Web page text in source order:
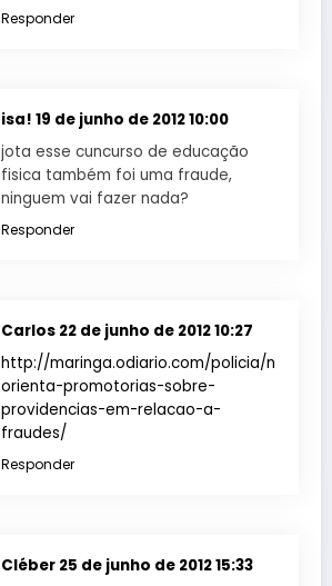
Responder
isa! 19 de junho de 2012 10:00
jota esse cuncurso de educação
fisica também foi uma fraude,
ninguem vai fazer nada?
Responder
Carlos 22 de junho de 2012 10:27
http://maringa.odiario.com/policia/noticia/
orienta-promotorias-sobre-
providencias-em-relacao-a-
fraudes/
Responder
Cléber 25 de junho de 2012 15:33